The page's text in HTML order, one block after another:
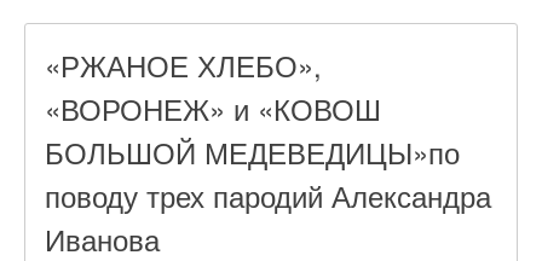
«РЖАНОЕ ХЛЕБО»,
«ВОРОНЕЖ» и «КОВОШ
БОЛЬШОЙ МЕДЕВЕДИЦЫ»по
поводу трех пародий Александра
Иванова